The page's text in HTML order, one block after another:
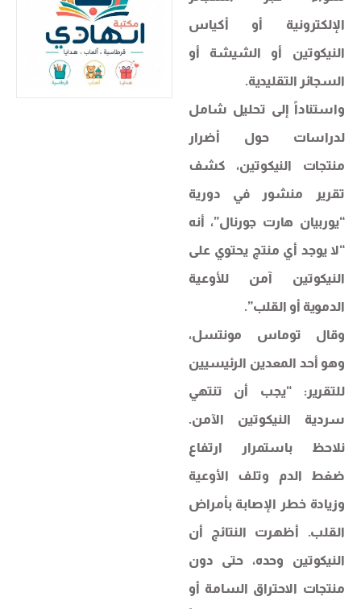
الإلكترونية أو أكياس
النيكوتين أو الشيشة أو
السجائر التقليدية.
واستناداً إلى تحليل شامل
لدراسات حول أضرار
منتجات النيكوتين، كشف
تقرير منشور في دورية
“يوربيان هارت جورنال”، أنه
“لا يوجد أي منتج يحتوي على
النيكوتين آمن للأوعية
الدموية أو القلب”.
وقال توماس مونتسل،
وهو أحد المعدين الرئيسيين
للتقرير: “يجب أن تنتهي
سردية النيكوتين الآمن.
نلاحظ باستمرار ارتفاع
ضغط الدم وتلف الأوعية
وزيادة خطر الإصابة بأمراض
القلب. أظهرت النتائج أن
النيكوتين وحده، حتى دون
منتجات الاحتراق السامة أو